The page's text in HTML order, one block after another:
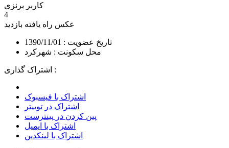
کاربر برنزی
4
عکس راه یافته بازدید
تاریخ عضویت : 1390/11/01
محل سکونت : شهرکرد
اشتراک گذاری :
اشتراک با فیسبوک
اشتراک در توییتر
پین کردن در پینترست
اشتراک با ایمیل
اشتراک با لینکدین